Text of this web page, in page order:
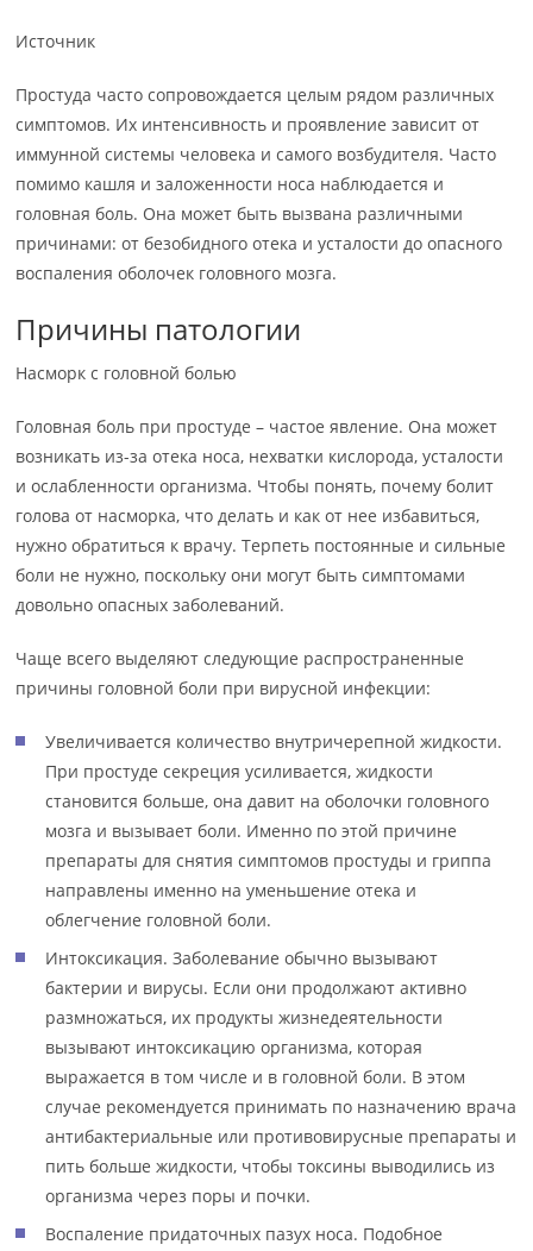
Источник
Простуда часто сопровождается целым рядом различных
симптомов. Их интенсивность и проявление зависит от
иммунной системы человека и самого возбудителя. Часто
помимо кашля и заложенности носа наблюдается и
головная боль. Она может быть вызвана различными
причинами: от безобидного отека и усталости до опасного
воспаления оболочек головного мозга.
Причины патологии
Насморк с головной болью
Головная боль при простуде – частое явление. Она может
возникать из-за отека носа, нехватки кислорода, усталости
и ослабленности организма. Чтобы понять, почему болит
голова от насморка, что делать и как от нее избавиться,
нужно обратиться к врачу. Терпеть постоянные и сильные
боли не нужно, поскольку они могут быть симптомами
довольно опасных заболеваний.
Чаще всего выделяют следующие распространенные
причины головной боли при вирусной инфекции:
Увеличивается количество внутричерепной жидкости.
При простуде секреция усиливается, жидкости
становится больше, она давит на оболочки головного
мозга и вызывает боли. Именно по этой причине
препараты для снятия симптомов простуды и гриппа
направлены именно на уменьшение отека и
облегчение головной боли.
Интоксикация. Заболевание обычно вызывают
бактерии и вирусы. Если они продолжают активно
размножаться, их продукты жизнедеятельности
вызывают интоксикацию организма, которая
выражается в том числе и в головной боли. В этом
случае рекомендуется принимать по назначению врача
антибактериальные или противовирусные препараты и
пить больше жидкости, чтобы токсины выводились из
организма через поры и почки.
Воспаление придаточных пазух носа. Подобное